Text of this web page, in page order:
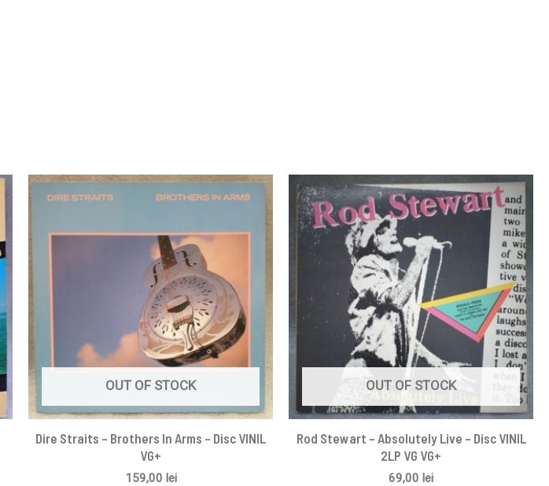
OUT OF STOCK
Dire Straits ‎– Brothers In Arms – Disc VINIL
VG+
159,00 lei
OUT OF STOCK
Rod Stewart – Absolutely Live – Disc VINIL
2LP VG VG+
69,00 lei